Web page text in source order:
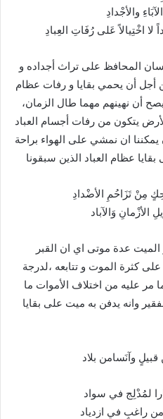
والأجْدادِ
اخْتِيالاً عَلى رُفَاتِ العِبادِ
المحافظ على تراث أجداده و
أجل أن يحمي بقايا و رفات عظام
أن نهينهم مهما طال الزمان،
يتكون من رفات أجسام العباد
يمكننا ان نمشي على الهواء براحة
عظام العباد الذين سبقونا
مِنْ تَزَاحُمِ الأضْدادِ
وَالآباد
عدة موتى اي ان القبر
كثرة الموت و تتابعه ،لدرجة
مر عليه من اختلاف الأموات ما
وانه يدفن به ميت على بقايا
وآنَسامن بلاد
لمُدْلِج في سواد
راغبٍ في ازدياد